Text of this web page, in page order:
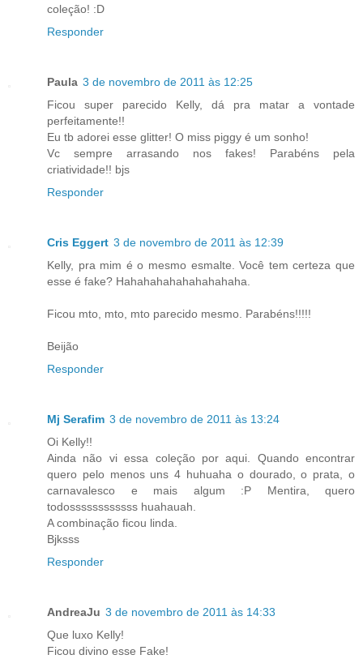
coleção! :D
Responder
Paula 3 de novembro de 2011 às 12:25
Ficou super parecido Kelly, dá pra matar a vontade
perfeitamente!!
Eu tb adorei esse glitter! O miss piggy é um sonho!
Vc sempre arrasando nos fakes! Parabéns pela
criatividade!! bjs
Responder
Cris Eggert 3 de novembro de 2011 às 12:39
Kelly, pra mim é o mesmo esmalte. Você tem certeza que
esse é fake? Hahahahahahahahahaha.
Ficou mto, mto, mto parecido mesmo. Parabéns!!!!!
Beijão
Responder
Mj Serafim 3 de novembro de 2011 às 13:24
Oi Kelly!!
Ainda não vi essa coleção por aqui. Quando encontrar
quero pelo menos uns 4 huhuaha o dourado, o prata, o
carnavalesco e mais algum :P Mentira, quero
todossssssssssss huahauah.
A combinação ficou linda.
Bjksss
Responder
AndreaJu 3 de novembro de 2011 às 14:33
Que luxo Kelly!
Ficou divino esse Fake!